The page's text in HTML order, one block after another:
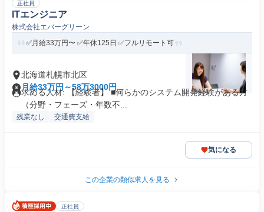
正社員
ITエンジニア
株式会社エバーグリーン
✅月給33万円〜 ✅年休125日 ✅フルリモート可
北海道札幌市北区
月給33万円～58万3000円
求める人材: 【経験者】 ■何らかのシステム開発経験がある方
（分野・フェーズ・年数不...
残業なし 交通費支給
気になる
この企業の類似求人を見る
正社員